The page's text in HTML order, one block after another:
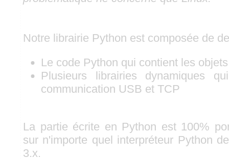
Notre librairie Python est composée de
Le code Python qui contient les
Plusieurs librairies dynamiques
communication USB et TCP
La partie écrite en Python est 100%
sur n'importe quel interpréteur Python
3.x.